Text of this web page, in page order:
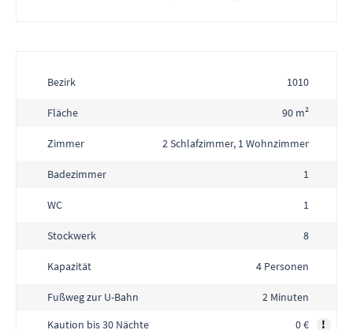
Bezirk 1010
Fläche 90 m²
Zimmer 2 Schlafzimmer, 1 Wohnzimmer
Badezimmer 1
WC 1
Stockwerk 8
Kapazität 4 Personen
Fußweg zur U-Bahn
2 Minuten
Kaution bis 30 Nächte
0 €
!